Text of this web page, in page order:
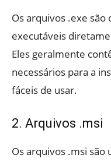
Os arquivos .exe são
executáveis
Eles geralmente
necessários para a
fáceis de usar.
2. Arquivos .msi
Os arquivos .msi